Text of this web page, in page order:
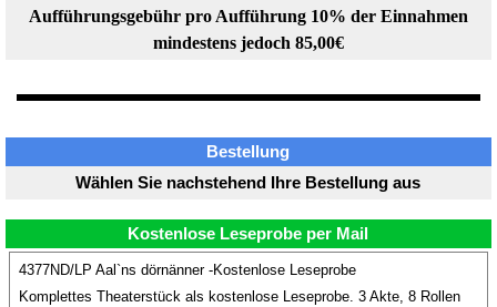
Aufführungsgebühr pro Aufführung 10% der Einnahmen
mindestens jedoch 85,00€
Bestellung
Wählen Sie nachstehend Ihre Bestellung aus
Kostenlose Leseprobe per Mail
4377ND/LP Aal`ns dörnänner -Kostenlose Leseprobe
Komplettes Theaterstück als kostenlose Leseprobe. 3 Akte, 8 Rollen